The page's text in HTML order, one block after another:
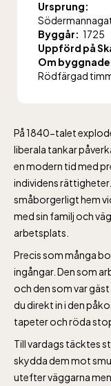
Ursprung:
Byggår: 1725
Uppförd på
Om
Rödfärgad
På 1840-talet
liberala tankar
en modern tid med
individens
småborgerligt hem
med sin familj och
arbetsplats.
Precis som många
ingångar. Den som
och den som var
du direkt in i den
tapeter och röda
Till vardags täcktes
skydda dem mot
utefter väggarna